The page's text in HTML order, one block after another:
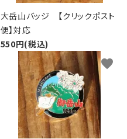
大岳山バッジ 【クリックポスト
便】対応
550円(税込)
favorite